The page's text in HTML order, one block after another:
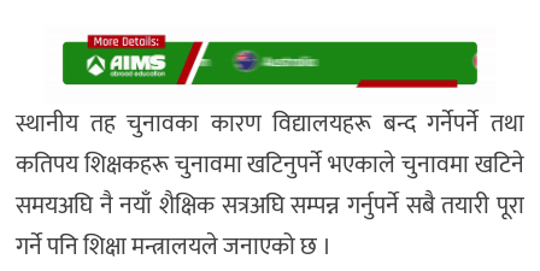
स्थानीय तह चुनावका कारण विद्यालयहरू बन्द गर्नेपर्ने तथा
कतिपय शिक्षकहरू चुनावमा खटिनुपर्ने भएकाले चुनावमा खटिने
समयअघि नै नयाँ शैक्षिक सत्रअघि सम्पन्न गर्नुपर्ने सबै तयारी पूरा
गर्ने पनि शिक्षा मन्त्रालयले जनाएको छ ।